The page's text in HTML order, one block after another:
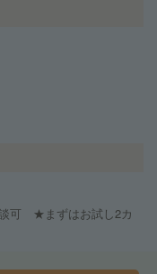
談可 ★まずはお試し2カ